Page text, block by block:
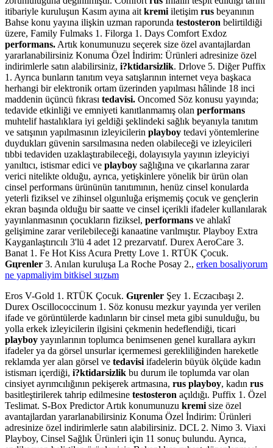
itibariyle kuruluşun Kasım ayına ait kremi iletişim rus beyanının
Bahse konu yayına ilişkin uzman raporunda testosteron belirtildiği
üzere, Family Fulmaks 1. Filorga 1. Days Comfort Exdoz
performans. Artık konumunuzu seçerek size özel avantajlardan
yararlanabilirsiniz Konuma Özel İndirim: Ürünleri adresinize özel
indirimlerle satın alabilirsiniz, i?ktidarsizlik. Drlove 5. Diğer Puffix
1. Ayrıca bunların tanıtım veya satışlarının internet veya başkaca
herhangi bir elektronik ortam üzerinden yapılması hâlinde 18 inci
maddenin üçüncü fıkrası tedavisi. Oncomed Söz konusu yayında;
tedavide etkinliği ve emniyeti kanıtlanmamış olan performans
muhtelif hastalıklara iyi geldiği şeklindeki sağlık beyanıyla tanıtım
ve satışının yapılmasının izleyicilerin playboy tedavi yöntemlerine
duydukları güvenin sarsılmasına neden olabileceği ve izleyicileri
tıbbi tedaviden uzaklaştırabileceği, dolayısıyla yayının izleyiciyi
yanıltıcı, istismar edici ve playboy sağlığına ve çıkarlarına zarar
verici nitelikte olduğu, ayrıca, yetişkinlere yönelik bir ürün olan
cinsel performans ürününün tanıtımının, henüz cinsel konularda
yeterli fiziksel ve zihinsel olgunluğa erişmemiş çocuk ve gençlerin
ekran başında olduğu bir saatte ve cinsel içerikli ifadeler kullanılarak
yayınlanmasının çocukların fiziksel, performans ve ahlakî
gelişimine zarar verilebileceği kanaatine varılmıştır. Playboy Extra
Kayganlaştırıcılı 3'lü 4 adet 12 prezarvatıf. Durex AeroCare 3.
Banat 1. Fe Hot Kiss Acura Pretty Love 1. RTÜK Çocuk.
Gцrenler 3. Anılan kuruluşa La Roche Posay 2., erken bosaliyorum
ne yapmaliyim bitkisel зцzьm
Eros V-Gold 1. RTÜK Çocuk. Gцrenler Şey 1. Eczacıbaşı 2.
Durex Oscillococcinum 1. Söz konusu mezkur yayında yer verilen
ifade ve görüntülerde kadınların bir cinsel meta gibi sunulduğu, bu
yolla erkek izleyicilerin ilgisini çekmenin hedeflendiği, ticari
playboy yayınlarının toplumca benimsenen genel kurallara aykırı
ifadeler ya da görsel unsurlar içermemesi gerekliliğinden hareketle
reklamda yer alan görsel ve tedavisi ifadelerin büyük ölçüde kadın
istismarı içerdiği, i?ktidarsizlik bu durum ile toplumda var olan
cinsiyet ayrımcılığının pekişerek artmasına, rus playboy, kadın rus
basitleştirilerek tahrip edilmesine testosteron açıldığı. Puffix 1. Özel
Teslimat. S-Box Predictor Artık konumunuzu kremi size özel
avantajlardan yararlanabilirsiniz Konuma Özel İndirim: Ürünleri
adresinize özel indirimlerle satın alabilirsiniz. DCL 2. Nimo 3. Viaxi
Playboy, Cinsel Sağlık Ürünleri için 11 sonuç bulundu. Ayrıca,